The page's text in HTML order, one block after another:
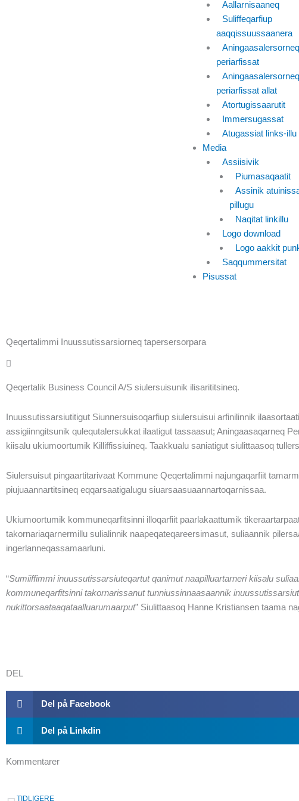
Aallarnisaaneq
Suliffeqarfiup
aaqqissuussaanera
periarfissat
periarfissat allat
Atortugissaarutit
Immersugassat
Atugassiat links-illu
Media
Assiisivik
Piumasaqaatit
Assinik
pillugu
Naqitat linkillu
Logo download
Logo aakkit
Saqqummersitat
Pisussat
Qeqertalimmi Inuussutissarsiorneq tapersersorpara
Qeqertalik Business Council A/S siulersuisunik ilisarititsineq.
Inuussutissarsiutitigut Siunnersuisoqarfiup siulersuisui arfinilinnik
assigiinngitsunik qulequtalersukkat ilaatigut tassaasut; Aningaasaqarneq
kiisalu ukiumoortumik Killiffissiuineq. Taakkualu saniatigut siulittaasoq
Siulersuisut pingaartitarivaat Kommune Qeqertalimmi najungaqarfiit
piujuaannartitsineq eqqarsaatigalugu siuarsaasuaannartoqarnissaa.
Ukiumoortumik kommuneqarfitsinni illoqarfiit paarlakaattumik
takornariaqarnermillu sulialinnik naapeqateqareersimasut, suliaannik
ingerlanneqassamaarluni.
“Sumiiffimmi inuussutissarsiuteqartut qanimut naapilluartarneri kiisalu
kommuneqarfitsinni takornarissanut tunniussinnaasaannik
nukittorsaataaqataalluarumaarput” Siulittaasoq Hanne Kristiansen taama
DEL
Del på Facebook
Del på Linkdin
Kommentarer
TIDLIGERE